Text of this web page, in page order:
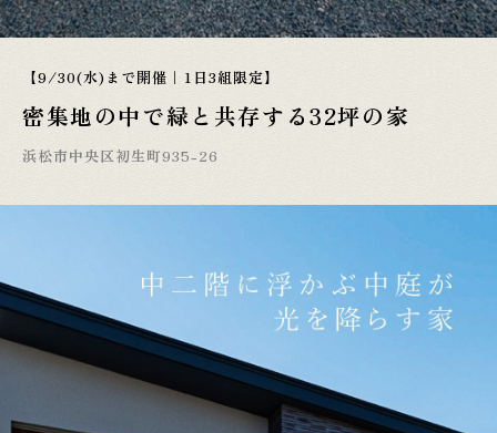
【9/30(水)まで開催｜1日3組限定】
密集地の中で緑と共存する32坪の家
浜松市中央区初生町935-26